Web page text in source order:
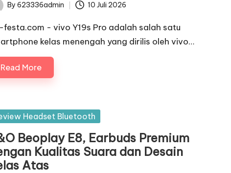
By 623336admin 10 Juli 2026
- vivo Y19s Pro adalah salah satu
kelas menengah yang dirilis oleh vivo…
Read More
Headset Bluetooth
Beoplay E8, Earbuds Premium
Kualitas Suara dan Desain
Atas